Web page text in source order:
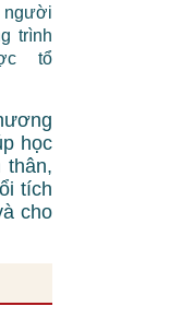
người
trình
tổ
học
thân,
tích
cho